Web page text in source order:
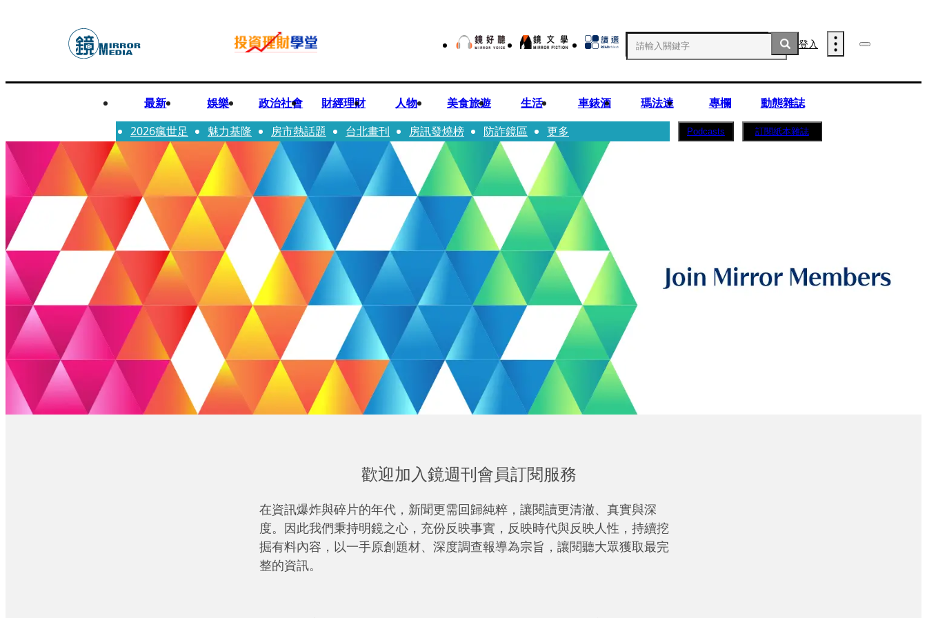
登入
最新 娛樂 政治社會 財經理財 人物 美食旅遊 生活 車錶酒 瑪法達 專欄
動態雜誌
2026瘋世足
魅力基隆 房市熱話題 台北畫刊 房訊發燒榜 防詐鏡區 更多 Podcasts 訂閱紙本雜誌
歡迎加入鏡週刊會員訂閱服務
在資訊爆炸與碎片的年代，新聞更需回歸純粹，讓閱讀更清澈、真實與深
度。因此我們秉持明鏡之心，充份反映事實，反映時代與反映人性，持續挖
掘有料內容，以一手原創題材、深度調查報導為宗旨，讓閱聽大眾獲取最完
整的資訊。